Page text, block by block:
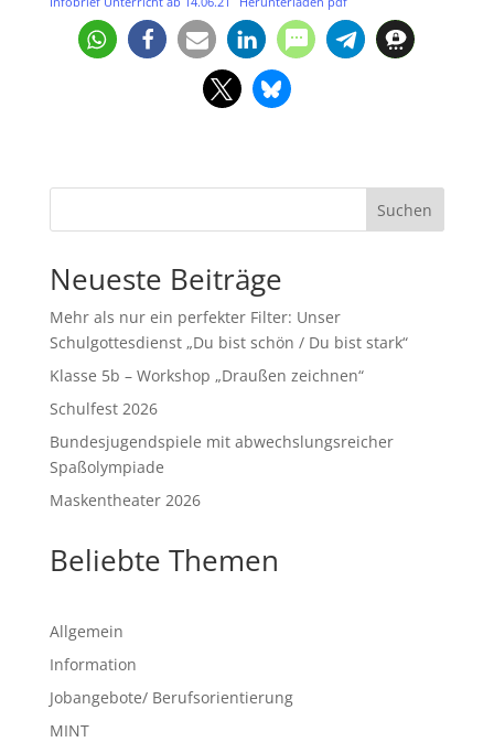
Suchen
Neueste Beiträge
Mehr als nur ein perfekter Filter: Unser
Schulgottesdienst „Du bist schön / Du bist stark“
Klasse 5b – Workshop „Draußen zeichnen“
Schulfest 2026
Bundesjugendspiele mit abwechslungsreicher
Spaßolympiade
Maskentheater 2026
Beliebte Themen
Allgemein
Information
Jobangebote/ Berufsorientierung
MINT